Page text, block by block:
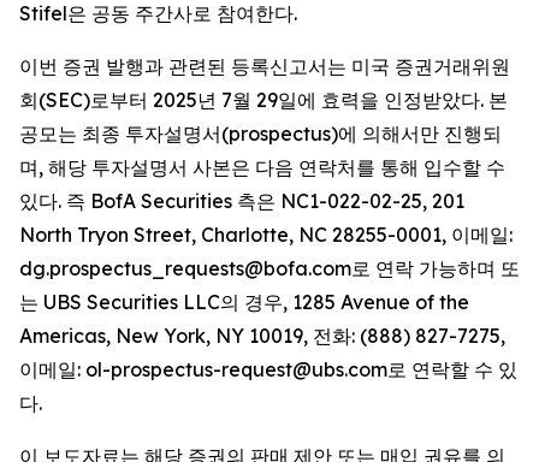
Stifel은 공동 주간사로 참여한다.
이번 증권 발행과 관련된 등록신고서는 미국 증권거래위원
회(SEC)로부터 2025년 7월 29일에 효력을 인정받았다. 본
공모는 최종 투자설명서(prospectus)에 의해서만 진행되
며, 해당 투자설명서 사본은 다음 연락처를 통해 입수할 수
있다. 즉 BofA Securities 측은 NC1-022-02-25, 201
North Tryon Street, Charlotte, NC 28255-0001, 이메일:
dg.prospectus_requests@bofa.com로 연락 가능하며 또
는 UBS Securities LLC의 경우, 1285 Avenue of the
Americas, New York, NY 10019, 전화: (888) 827-7275,
이메일: ol-prospectus-request@ubs.com로 연락할 수 있
다.
이 보도자료는 해당 증권의 판매 제안 또는 매입 권유를 의